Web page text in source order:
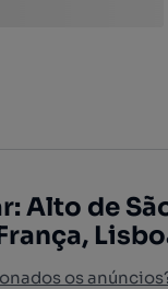
Alto de
os